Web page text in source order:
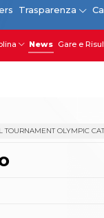
Trasparenza
News Gare e
TOURNAMENT OLYMPIC